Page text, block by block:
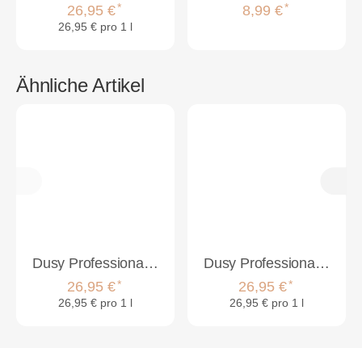
26,95 €*
26,95 € pro 1 l
8,99 €*
Ähnliche Artikel
Dusy Professional Classic-Perm N/1 1000 ml
26,95 €*
26,95 € pro 1 l
Dusy Professional Classic-Perm G/2 1000ml
26,95 €*
26,95 € pro 1 l